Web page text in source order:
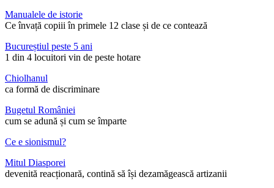
Manualele de istorie
Ce învață copiii în primele 12 clase și de ce contează
Bucureștiul peste 5 ani
1 din 4 locuitori vin de peste hotare
Chiolhanul
ca formă de discriminare
Bugetul României
cum se adună și cum se împarte
Ce e sionismul?
Mitul Diasporei
devenită reacționară, contină să își dezamăgească artizanii